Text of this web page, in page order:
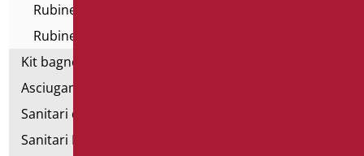
Rubinetti e miscelatori temporizzati
Rubinetteria tecnica
Kit bagno a norma
Asciugamani elettrici
Sanitari d'emergenza
Sanitari Inox